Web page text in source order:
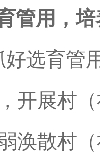
管用，
好选育管
开展村
涣散村